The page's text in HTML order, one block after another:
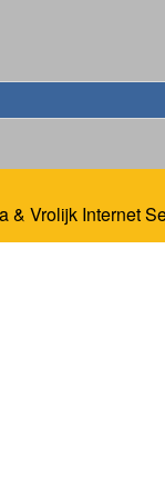
& Vrolijk Internet